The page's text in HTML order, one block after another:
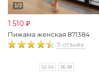
1 510 ₽
Пижама женская 871384
3 отзыва
52-54 56-58